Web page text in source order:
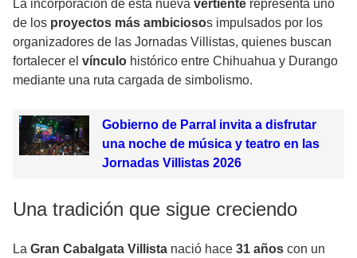
La incorporación de esta nueva vertiente representa uno
de los proyectos más ambiciosos impulsados por los
organizadores de las Jornadas Villistas, quienes buscan
fortalecer el vínculo histórico entre Chihuahua y Durango
mediante una ruta cargada de simbolismo.
Gobierno de Parral invita a disfrutar
una noche de música y teatro en las
Jornadas Villistas 2026
Una tradición que sigue creciendo
La Gran Cabalgata Villista nació hace 31 años con un